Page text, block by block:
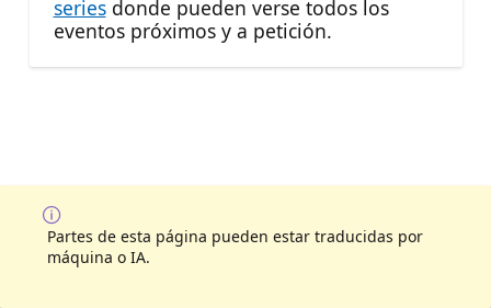
seriesdonde pueden verse todos los
eventos próximos y a petición.
Partes de esta página pueden estar traducidas por
máquina o IA.